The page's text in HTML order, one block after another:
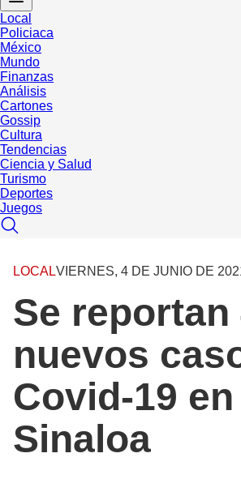
Local
Policiaca
México
Mundo
Finanzas
Análisis
Cartones
Gossip
Cultura
Tendencias
Ciencia y Salud
Turismo
Deportes
Juegos
LOCALVIERNES, 4 DE JUNIO DE
Se reportan
nuevos
Covid-19 en
Sinaloa